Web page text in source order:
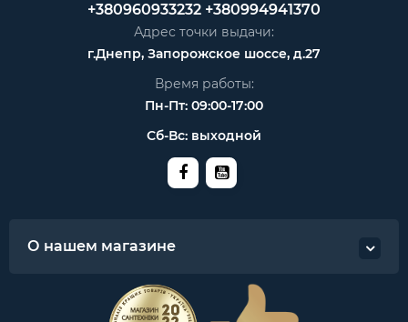
+380960933232 +380994941370
Адрес точки выдачи:
г.Днепр, Запорожское шоссе, д.27
Время работы:
Пн-Пт: 09:00-17:00
Сб-Вс: выходной
О нашем магазине